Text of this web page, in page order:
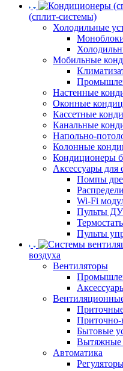
(сплит-системы)
Холодильные
Мобильные
Настенные
Оконные
Кассетные
Канальные
Напольно-
Колонные
Кондиционеры
Аксессуары для
Помпы
Wi-Fi
Пульты ДУ
Пульты
воздуха
Вентиляторы
Бытовые
Вытяжные
Автоматика